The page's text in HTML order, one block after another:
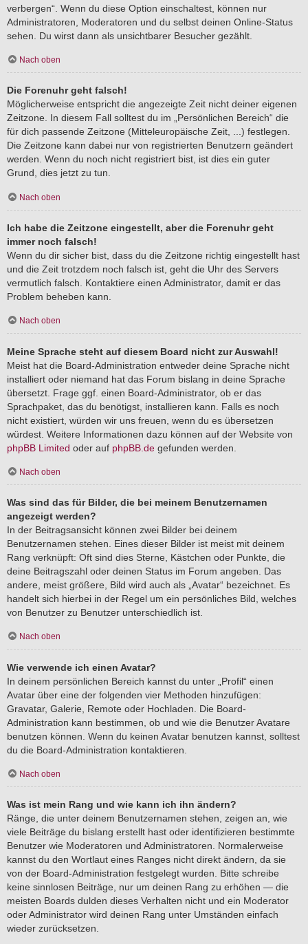
verbergen“. Wenn du diese Option einschaltest, können nur
Administratoren, Moderatoren und du selbst deinen Online-Status
sehen. Du wirst dann als unsichtbarer Besucher gezählt.
Nach oben
Die Forenuhr geht falsch!
Möglicherweise entspricht die angezeigte Zeit nicht deiner eigenen
Zeitzone. In diesem Fall solltest du im „Persönlichen Bereich“ die
für dich passende Zeitzone (Mitteleuropäische Zeit, ...) festlegen.
Die Zeitzone kann dabei nur von registrierten Benutzern geändert
werden. Wenn du noch nicht registriert bist, ist dies ein guter
Grund, dies jetzt zu tun.
Nach oben
Ich habe die Zeitzone eingestellt, aber die Forenuhr geht
immer noch falsch!
Wenn du dir sicher bist, dass du die Zeitzone richtig eingestellt hast
und die Zeit trotzdem noch falsch ist, geht die Uhr des Servers
vermutlich falsch. Kontaktiere einen Administrator, damit er das
Problem beheben kann.
Nach oben
Meine Sprache steht auf diesem Board nicht zur Auswahl!
Meist hat die Board-Administration entweder deine Sprache nicht
installiert oder niemand hat das Forum bislang in deine Sprache
übersetzt. Frage ggf. einen Board-Administrator, ob er das
Sprachpaket, das du benötigst, installieren kann. Falls es noch
nicht existiert, würden wir uns freuen, wenn du es übersetzen
würdest. Weitere Informationen dazu können auf der Website von
phpBB Limited oder auf phpBB.de gefunden werden.
Nach oben
Was sind das für Bilder, die bei meinem Benutzernamen
angezeigt werden?
In der Beitragsansicht können zwei Bilder bei deinem
Benutzernamen stehen. Eines dieser Bilder ist meist mit deinem
Rang verknüpft: Oft sind dies Sterne, Kästchen oder Punkte, die
deine Beitragszahl oder deinen Status im Forum angeben. Das
andere, meist größere, Bild wird auch als „Avatar“ bezeichnet. Es
handelt sich hierbei in der Regel um ein persönliches Bild, welches
von Benutzer zu Benutzer unterschiedlich ist.
Nach oben
Wie verwende ich einen Avatar?
In deinem persönlichen Bereich kannst du unter „Profil“ einen
Avatar über eine der folgenden vier Methoden hinzufügen:
Gravatar, Galerie, Remote oder Hochladen. Die Board-
Administration kann bestimmen, ob und wie die Benutzer Avatare
benutzen können. Wenn du keinen Avatar benutzen kannst, solltest
du die Board-Administration kontaktieren.
Nach oben
Was ist mein Rang und wie kann ich ihn ändern?
Ränge, die unter deinem Benutzernamen stehen, zeigen an, wie
viele Beiträge du bislang erstellt hast oder identifizieren bestimmte
Benutzer wie Moderatoren und Administratoren. Normalerweise
kannst du den Wortlaut eines Ranges nicht direkt ändern, da sie
von der Board-Administration festgelegt wurden. Bitte schreibe
keine sinnlosen Beiträge, nur um deinen Rang zu erhöhen — die
meisten Boards dulden dieses Verhalten nicht und ein Moderator
oder Administrator wird deinen Rang unter Umständen einfach
wieder zurücksetzen.